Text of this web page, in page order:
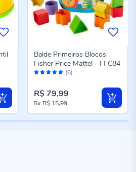
Avaliação: (6)
Balde Primeiros Blocos
Fisher Price Mattel - FFC84
R$ 79,99
5x R$ 15,99